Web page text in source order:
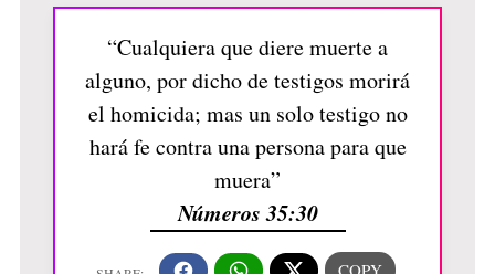
“Cualquiera que diere muerte a
alguno, por dicho de testigos morirá
el homicida; mas un solo testigo no
hará fe contra una persona para que
muera”
Números 35:30